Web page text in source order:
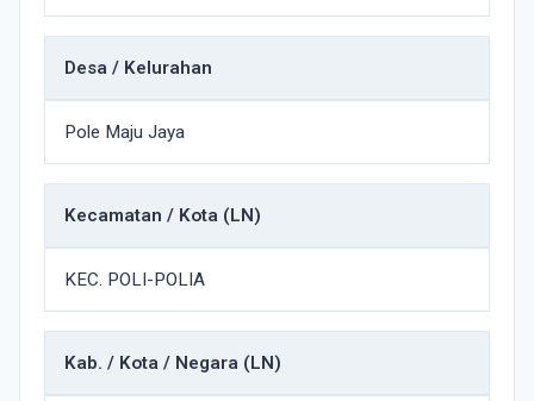
Desa / Kelurahan
Pole Maju Jaya
Kecamatan / Kota (LN)
KEC. POLI-POLIA
Kab. / Kota / Negara (LN)